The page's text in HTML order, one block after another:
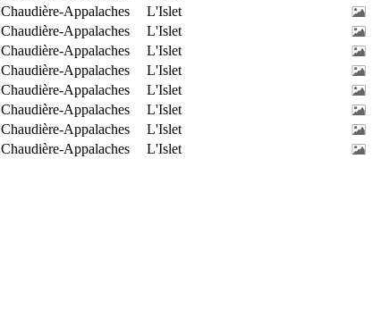
Chaudière-Appalaches
L'Islet
Chaudière-Appalaches
L'Islet
Chaudière-Appalaches
L'Islet
Chaudière-Appalaches
L'Islet
Chaudière-Appalaches
L'Islet
Chaudière-Appalaches
L'Islet
Chaudière-Appalaches
L'Islet
Chaudière-Appalaches L'Islet